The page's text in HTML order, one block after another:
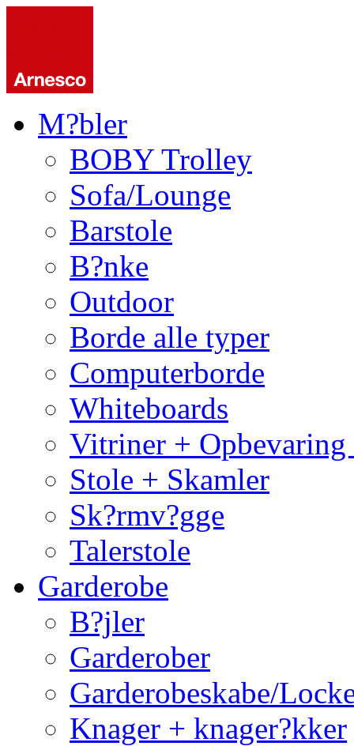
M?bler
BOBY Trolley
Sofa/Lounge
Barstole
B?nke
Outdoor
Borde alle typer
Computerborde
Whiteboards
Vitriner +
Stole + Skamler
Sk?rmv?gge
Talerstole
Garderobe
B?jler
Garderober
Garderobeskabe/
Knager + knager?kker